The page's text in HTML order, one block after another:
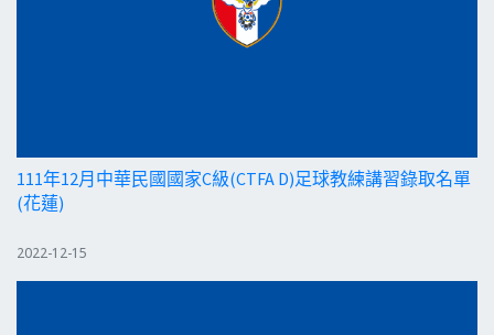
111年12月中華民國國家C級(CTFA D)足球教練講習錄取名單
(花蓮)
2022-12-15